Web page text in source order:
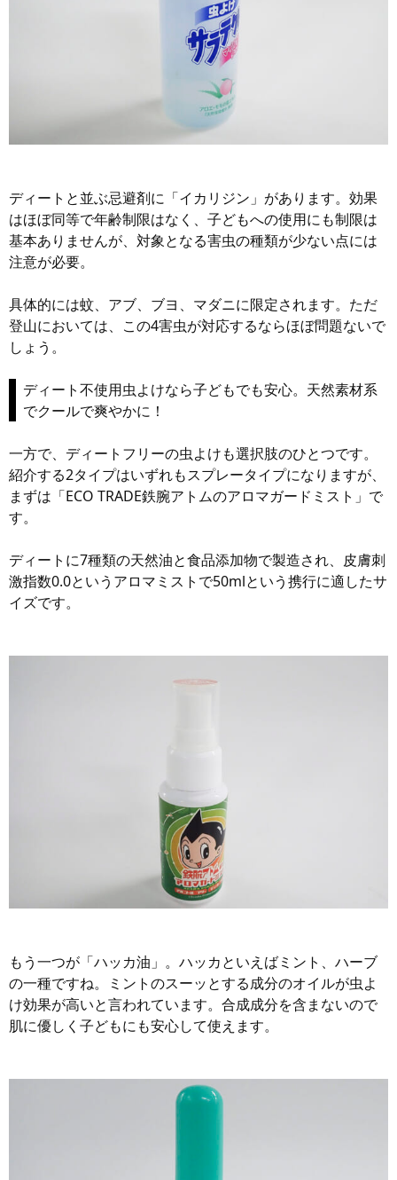
ディートと並ぶ忌避剤に「イカリジン」があります。効果
はほぼ同等で年齢制限はなく、子どもへの使用にも制限は
基本ありませんが、対象となる害虫の種類が少ない点には
注意が必要。
具体的には蚊、アブ、ブヨ、マダニに限定されます。ただ
登山においては、この4害虫が対応するならほぼ問題ないで
しょう。
ディート不使用虫よけなら子どもでも安心。天然素材系
でクールで爽やかに！
一方で、ディートフリーの虫よけも選択肢のひとつです。
紹介する2タイプはいずれもスプレータイプになりますが、
まずは「ECO TRADE鉄腕アトムのアロマガードミスト」で
す。
ディートに7種類の天然油と食品添加物で製造され、皮膚刺
激指数0.0というアロマミストで50mlという携行に適したサ
イズです。
もう一つが「ハッカ油」。ハッカといえばミント、ハーブ
の一種ですね。ミントのスーッとする成分のオイルが虫よ
け効果が高いと言われています。合成成分を含まないので
肌に優しく子どもにも安心して使えます。